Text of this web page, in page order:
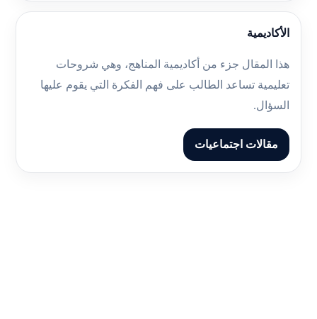
الأكاديمية
هذا المقال جزء من أكاديمية المناهج، وهي شروحات
تعليمية تساعد الطالب على فهم الفكرة التي يقوم عليها
السؤال.
مقالات اجتماعيات